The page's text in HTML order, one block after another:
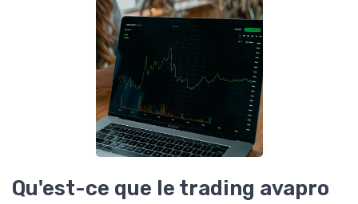
Qu'est-ce que le trading avapro